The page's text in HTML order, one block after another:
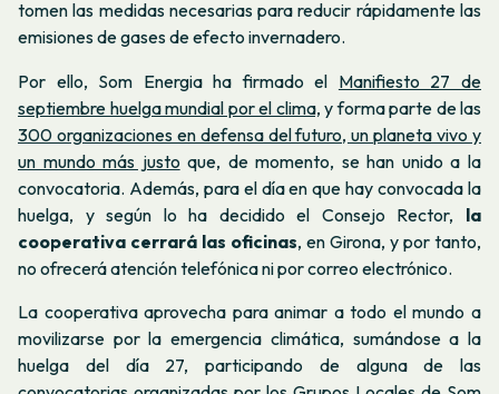
tomen las medidas necesarias para reducir rápidamente las
emisiones de gases de efecto invernadero.
Por ello, Som Energia ha firmado el Manifiesto 27 de
septiembre huelga mundial por el clima, y forma parte de las
300 organizaciones en defensa del futuro, un planeta vivo y
un mundo más justo que, de momento, se han unido a la
convocatoria. Además, para el día en que hay convocada la
huelga, y según lo ha decidido el Consejo Rector, la
cooperativa cerrará las oficinas, en Girona, y por tanto,
no ofrecerá atención telefónica ni por correo electrónico.
La cooperativa aprovecha para animar a todo el mundo a
movilizarse por la emergencia climática, sumándose a la
huelga del día 27, participando de alguna de las